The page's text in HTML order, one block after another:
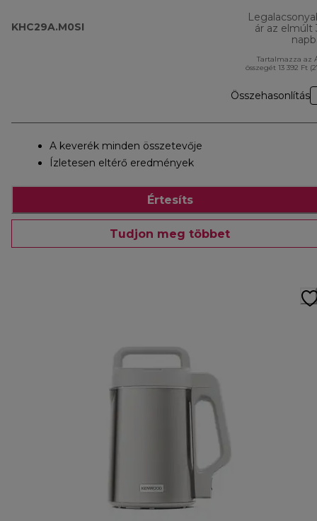
KHC29A.M0SI
ár az elmúlt
Tartalmazza az
összegét 13 392 Ft
Összehasonlítás
A keverék minden összetevője
Ízletesen eltérő eredmények
Értesíts
Tudjon meg többet